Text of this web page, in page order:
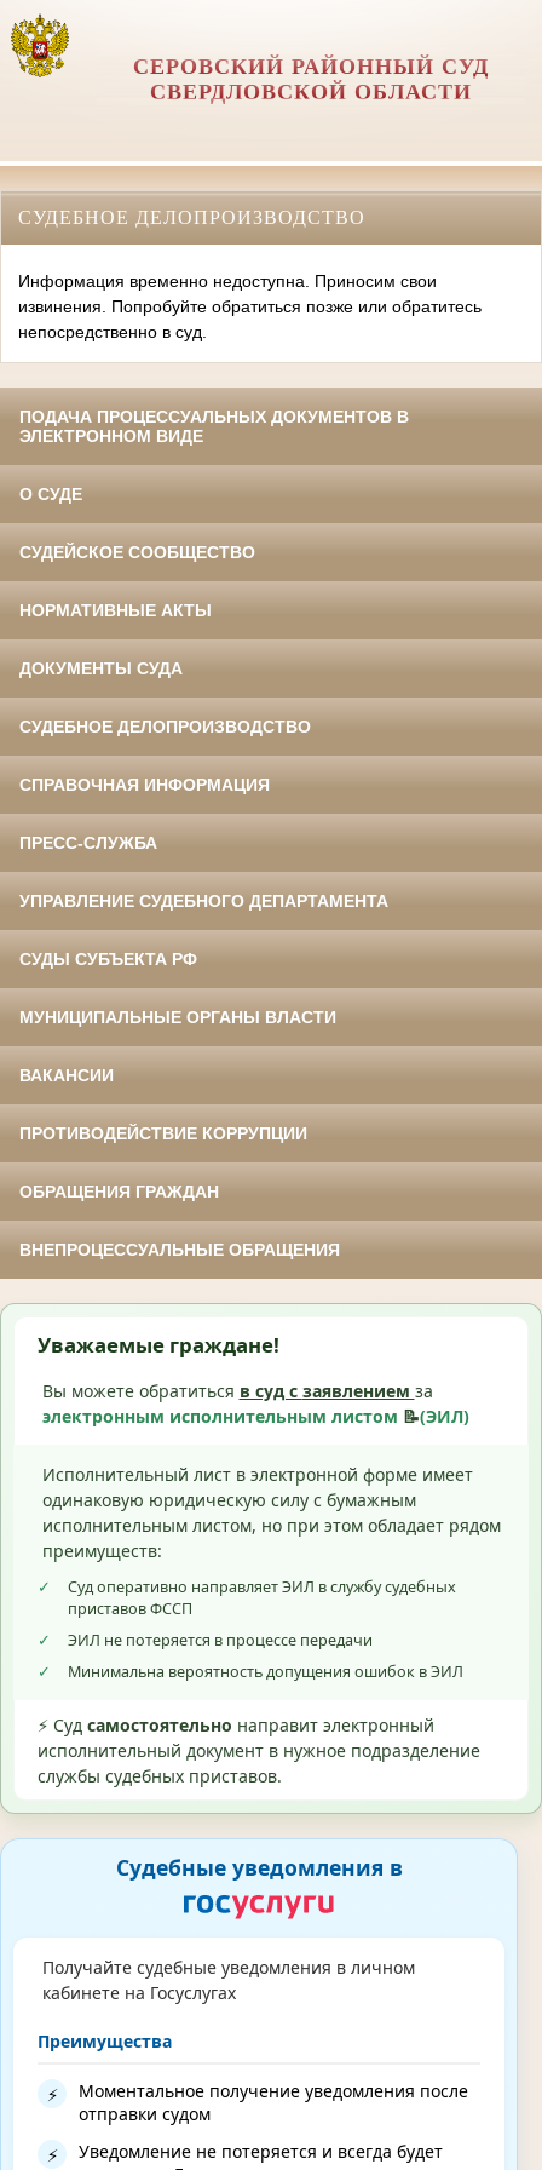
СЕРОВСКИЙ РАЙОННЫЙ СУД
СВЕРДЛОВСКОЙ ОБЛАСТИ
СУДЕБНОЕ ДЕЛОПРОИЗВОДСТВО
Информация временно недоступна. Приносим свои
извинения. Попробуйте обратиться позже или обратитесь
непосредственно в суд.
ПОДАЧА ПРОЦЕССУАЛЬНЫХ ДОКУМЕНТОВ В
ЭЛЕКТРОННОМ ВИДЕ
О СУДЕ
СУДЕЙСКОЕ СООБЩЕСТВО
НОРМАТИВНЫЕ АКТЫ
ДОКУМЕНТЫ СУДА
СУДЕБНОЕ ДЕЛОПРОИЗВОДСТВО
СПРАВОЧНАЯ ИНФОРМАЦИЯ
ПРЕСС-СЛУЖБА
УПРАВЛЕНИЕ СУДЕБНОГО ДЕПАРТАМЕНТА
СУДЫ СУБЪЕКТА РФ
МУНИЦИПАЛЬНЫЕ ОРГАНЫ ВЛАСТИ
ВАКАНСИИ
ПРОТИВОДЕЙСТВИЕ КОРРУПЦИИ
ОБРАЩЕНИЯ ГРАЖДАН
ВНЕПРОЦЕССУАЛЬНЫЕ ОБРАЩЕНИЯ
Уважаемые граждане!
Вы можете обратиться в суд с заявлением за
электронным исполнительным листом 📝(ЭИЛ)
Исполнительный лист в электронной форме имеет
одинаковую юридическую силу с бумажным
исполнительным листом, но при этом обладает рядом
преимуществ:
✓
Суд оперативно направляет ЭИЛ в службу судебных
приставов ФССП
✓
ЭИЛ не потеряется в процессе передачи
✓
Минимальна вероятность допущения ошибок в ЭИЛ
⚡ Суд самостоятельно направит электронный
исполнительный документ в нужное подразделение
службы судебных приставов.
Судебные уведомления в
Получайте судебные уведомления в личном
кабинете на Госуслугах
Преимущества
⚡
Моментальное получение уведомления после
отправки судом
⚡
Уведомление не потеряется и всегда будет